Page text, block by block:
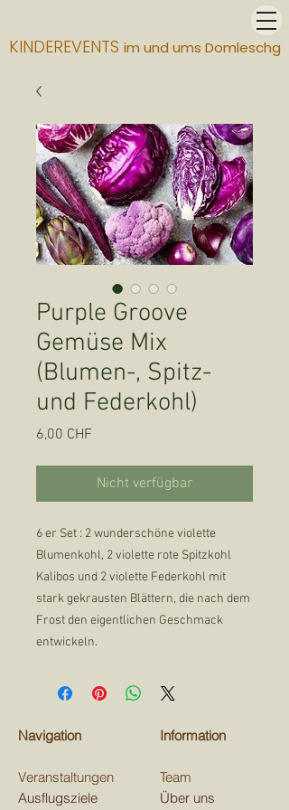
KINDEREVENTS im und ums Domleschg
Purple Groove
Gemüse Mix
(Blumen-, Spitz-
und Federkohl)
6,00 CHF
Nicht verfügbar
6 er Set : 2 wunderschöne violette
Blumenkohl, 2 violette rote Spitzkohl
Kalibos und 2 violette Federkohl mit
stark gekrausten Blättern, die nach dem
Frost den eigentlichen Geschmack
entwickeln.
Navigation
Veranstaltungen
Ausflugsziele
Information
Team
Über uns